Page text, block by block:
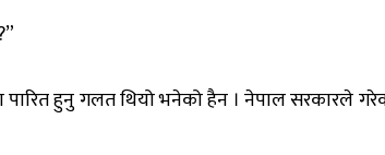
हुनु गलत थियो भनेको हैन । नेपाल सरकारले